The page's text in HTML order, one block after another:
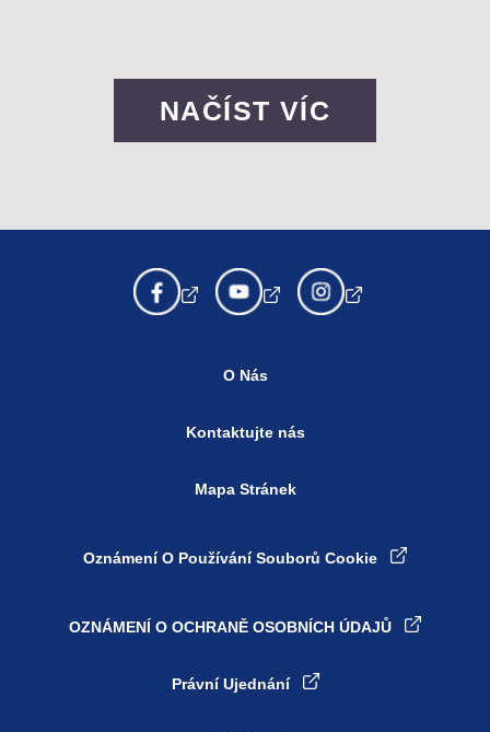
NAČÍST VÍC
O Nás
Kontaktujte nás
Mapa Stránek
Oznámení O Používání Souborů Cookie
OZNÁMENÍ O OCHRANĚ OSOBNÍCH ÚDAJŮ
Nastavení souborů cookie